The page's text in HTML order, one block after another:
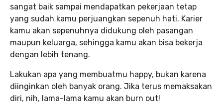
sangat baik sampai mendapatkan pekerjaan tetap
yang sudah kamu perjuangkan sepenuh hati. Karier
kamu akan sepenuhnya didukung oleh pasangan
maupun keluarga, sehingga kamu akan bisa bekerja
dengan lebih tenang.
Lakukan apa yang membuatmu happy, bukan karena
diinginkan oleh banyak orang. Jika terus memaksakan
diri, nih, lama-lama kamu akan burn out!